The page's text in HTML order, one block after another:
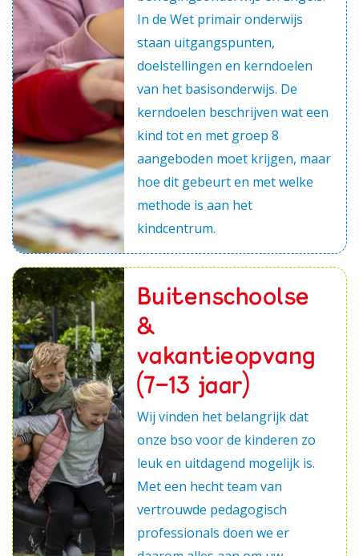
In de Wet primair onderwijs
staan uitgangspunten,
doelstellingen en kerndoelen
van het basisonderwijs. De
kerndoelen beschrijven wat een
kind tot en met groep 8
aangeboden moet krijgen, maar
hoe dit gebeurt en met welke
methode is aan het
kindcentrum.
Buitenschoolse
&
vakantieopvang
(7-13 jaar)
Wij vinden het belangrijk dat
onze bso voor de kinderen zo
leuk en uitdagend mogelijk is.
Met een hecht team van
vertrouwde pedagogisch
professionals doen we er